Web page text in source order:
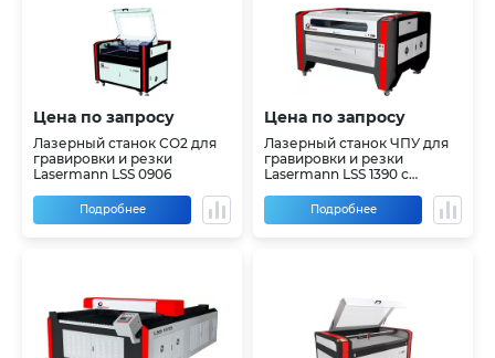
Цена по запросу
Лазерный станок СО2 для
гравировки и резки
Lasermann LSS 0906
Подробнее
Цена по запросу
Лазерный станок ЧПУ для
гравировки и резки
Lasermann LSS 1390 с
Подробнее